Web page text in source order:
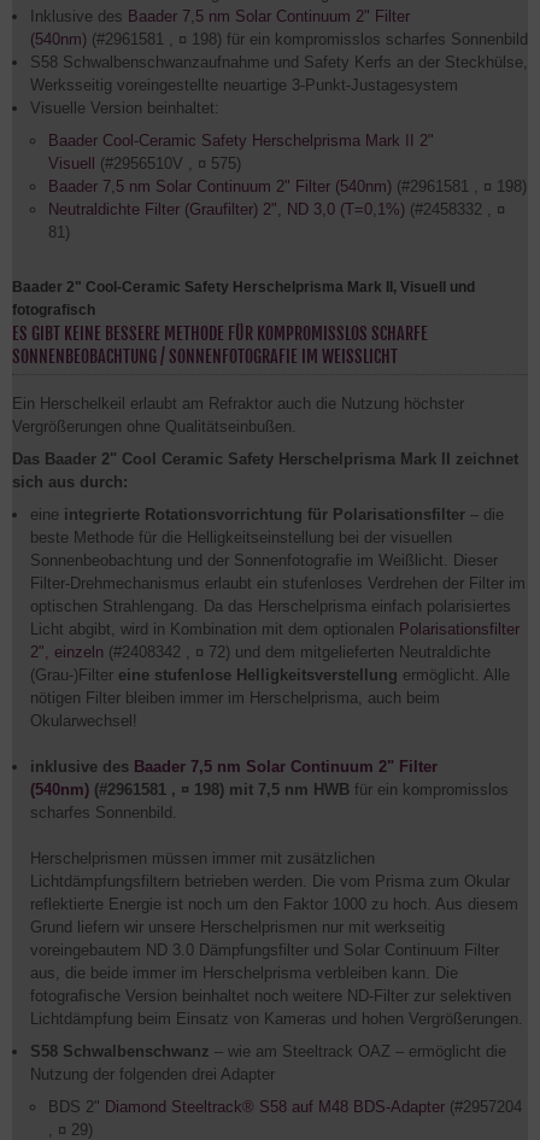
Inklusive des Baader 7,5 nm Solar Continuum 2" Filter
(540nm) (#2961581 , ¤ 198) für ein kompromisslos scharfes Sonnenbild
S58 Schwalbenschwanzaufnahme und Safety Kerfs an der Steckhülse,
Werksseitig voreingestellte neuartige 3-Punkt-Justagesystem
Visuelle Version beinhaltet:
Baader Cool-Ceramic Safety Herschelprisma Mark II 2"
Visuell
(#2956510V , ¤ 575)
Baader 7,5 nm Solar Continuum 2" Filter (540nm) (#2961581 , ¤ 198)
Neutraldichte Filter (Graufilter) 2", ND 3,0 (T=0,1%) (#2458332 , ¤
81)
Baader 2" Cool-Ceramic Safety Herschelprisma Mark II, Visuell und
fotografisch
ES GIBT KEINE BESSERE METHODE FÜR KOMPROMISSLOS SCHARFE
SONNENBEOBACHTUNG / SONNENFOTOGRAFIE IM WEISSLICHT
Ein Herschelkeil erlaubt am Refraktor auch die Nutzung höchster
Vergrößerungen ohne Qualitätseinbußen.
Das Baader 2" Cool Ceramic Safety Herschelprisma Mark II zeichnet
sich aus durch:
eine integrierte Rotationsvorrichtung für Polarisationsfilter – die
beste Methode für die Helligkeitseinstellung bei der visuellen
Sonnenbeobachtung und der Sonnenfotografie im Weißlicht. Dieser
Filter-Drehmechanismus erlaubt ein stufenloses Verdrehen der Filter im
optischen Strahlengang. Da das Herschelprisma einfach polarisiertes
Licht abgibt, wird in Kombination mit dem optionalen Polarisationsfilter
2", einzeln (#2408342 , ¤ 72) und dem mitgelieferten Neutraldichte
(Grau-)Filter eine stufenlose Helligkeitsverstellung ermöglicht. Alle
nötigen Filter bleiben immer im Herschelprisma, auch beim
Okularwechsel!
inklusive des Baader 7,5 nm Solar Continuum 2" Filter
(540nm) (#2961581 , ¤ 198) mit 7,5 nm HWB für ein kompromisslos
scharfes Sonnenbild.
Herschelprismen müssen immer mit zusätzlichen
Lichtdämpfungsfiltern betrieben werden. Die vom Prisma zum Okular
reflektierte Energie ist noch um den Faktor 1000 zu hoch. Aus diesem
Grund liefern wir unsere Herschelprismen nur mit werkseitig
voreingebautem ND 3.0 Dämpfungsfilter und Solar Continuum Filter
aus, die beide immer im Herschelprisma verbleiben kann. Die
fotografische Version beinhaltet noch weitere ND-Filter zur selektiven
Lichtdämpfung beim Einsatz von Kameras und hohen Vergrößerungen.
S58 Schwalbenschwanz – wie am Steeltrack OAZ – ermöglicht die
Nutzung der folgenden drei Adapter
BDS 2" Diamond Steeltrack® S58 auf M48 BDS-Adapter (#2957204
, ¤ 29)